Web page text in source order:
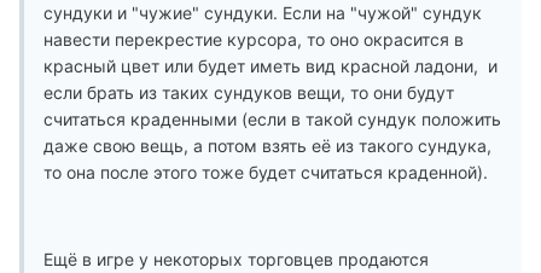
сундуки и "чужие" сундуки. Если на "чужой" сундук
навести перекрестие курсора, то оно окрасится в
красный цвет или будет иметь вид красной ладони, и
если брать из таких сундуков вещи, то они будут
считаться краденными (если в такой сундук положить
даже свою вещь, а потом взять её из такого сундука,
то она после этого тоже будет считаться краденной).
Ещё в игре у некоторых торговцев продаются